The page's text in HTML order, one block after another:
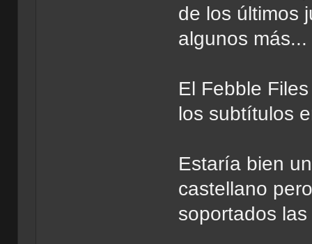
de los últimos
algunos más...
El Febble
los subtítulos
Estaría bien
castellano
soportados